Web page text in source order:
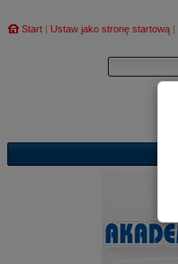
Start | Ustaw jako stronę startową |